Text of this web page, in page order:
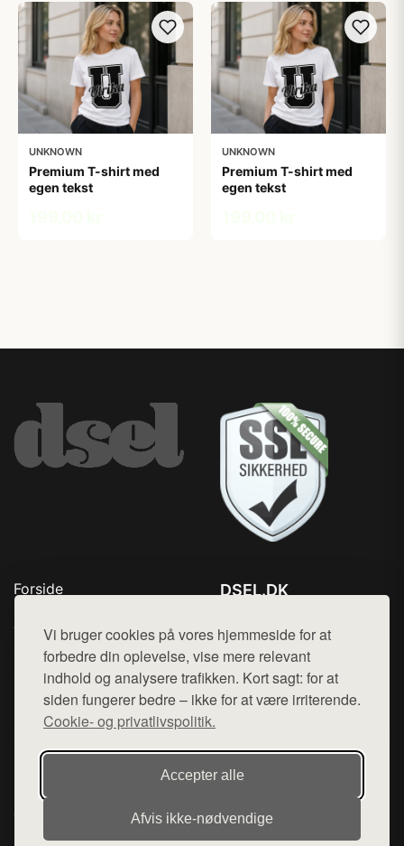
Vi bruger cookies på vores hjemmeside for at
forbedre din oplevelse, vise mere relevant
indhold og analysere trafikken. Kort sagt: for at
siden fungerer bedre – ikke for at være irriterende.
Cookie- og privatlivspolitik.
Accepter alle
Afvis ikke‑nødvendige
UNKNOWN
Premium T-shirt med
egen tekst
UNKNOWN
Premium T-shirt med
egen tekst
Forside
Top Rabatter
Blog
Kontakt
DSEL.DK
Mail: hej@want.dk
Cookie- og privatlivspolitik
Denne side er en del af want.dk, der udgiver en række
hjemmesider med præsentation af forskellige produkter fra
diverse webshops. Der sælges ikke varer fra denne side - vi